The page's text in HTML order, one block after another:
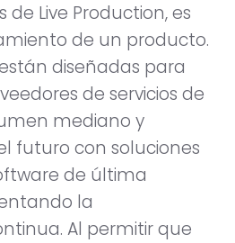
Live Production, es
de un producto.
diseñadas para
de servicios de
mediano y
futuro con soluciones
de última
la
Al permitir que